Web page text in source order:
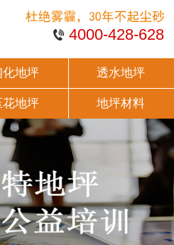
4000-428-628
化地坪 透水地坪
花地坪 地坪材料